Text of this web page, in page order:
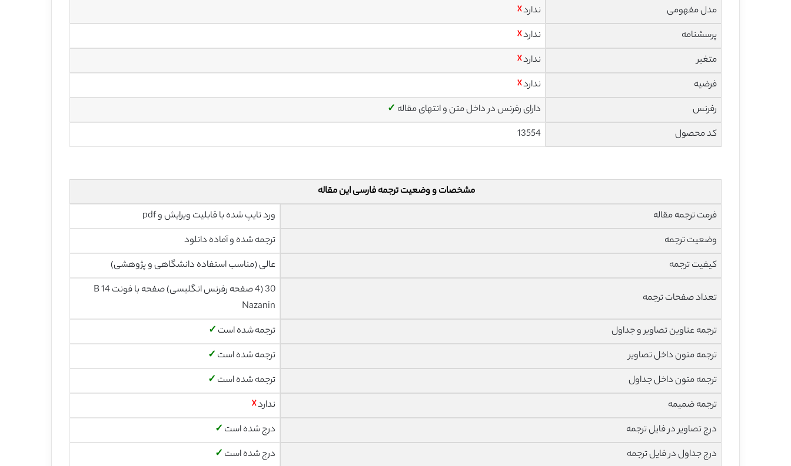
مدل مفهومی
ندارد☓
پرسشنامه
ندارد☓
متغیر
ندارد☓
فرضیه
ندارد☓
رفرنس
دارای رفرنس در داخل متن و انتهای مقاله ✓
کد محصول
13554
مشخصات و وضعیت ترجمه فارسی این مقاله
فرمت ترجمه مقاله
ورد تایپ شده با قابلیت ویرایش و pdf
وضعیت ترجمه
ترجمه شده و آماده دانلود
کیفیت ترجمه
عالی (مناسب استفاده دانشگاهی و پژوهشی)
تعداد صفحات ترجمه
30 (4 صفحه رفرنس انگلیسی) صفحه با فونت 14 B
Nazanin
ترجمه عناوین تصاویر و جداول
ترجمه شده است ✓
ترجمه متون داخل تصاویر
ترجمه شده است ✓
ترجمه متون داخل جداول
ترجمه شده است ✓
ترجمه ضمیمه
ندارد☓
درج تصاویر در فایل ترجمه
درج شده است ✓
درج جداول در فایل ترجمه
درج شده است ✓